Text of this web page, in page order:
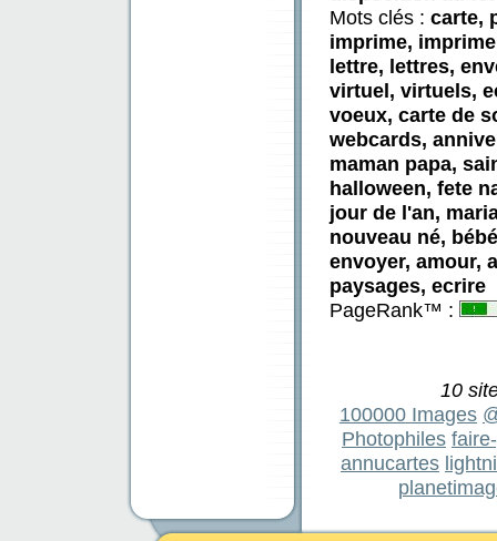
Mots clés : carte,
imprime,
lettre, lettres,
virtuel, virtuels,
voeux, carte de
webcards,
maman papa,
halloween, fete
jour de l'an,
nouveau né,
envoyer, amour,
paysages, ecrire
PageRank™ :
10
100000 Images
Photophiles
annucartes